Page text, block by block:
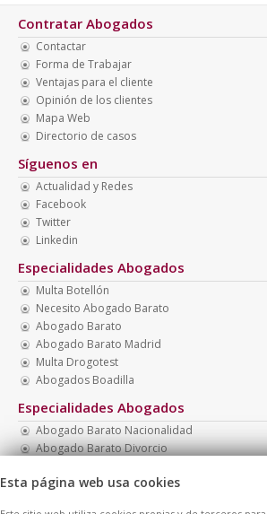
Contratar Abogados
Contactar
Forma de Trabajar
Ventajas para el cliente
Opinión de los clientes
Mapa Web
Directorio de casos
Síguenos en
Actualidad y Redes
Facebook
Twitter
Linkedin
Especialidades Abogados
Multa Botellón
Necesito Abogado Barato
Abogado Barato
Abogado Barato Madrid
Multa Drogotest
Abogados Boadilla
Especialidades Abogados
Abogado Barato Nacionalidad
Abogado Barato Divorcio
Abogados Baratos
Esta página web usa cookies